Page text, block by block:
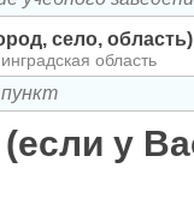
село,
область
у